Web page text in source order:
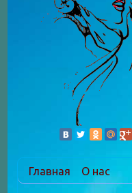
Главная О нас